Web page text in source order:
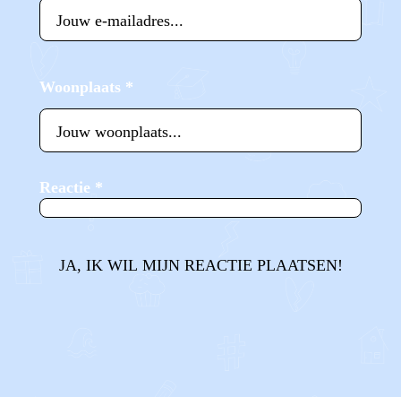
Woonplaats *
Reactie *
JA, IK WIL MIJN REACTIE PLAATSEN!